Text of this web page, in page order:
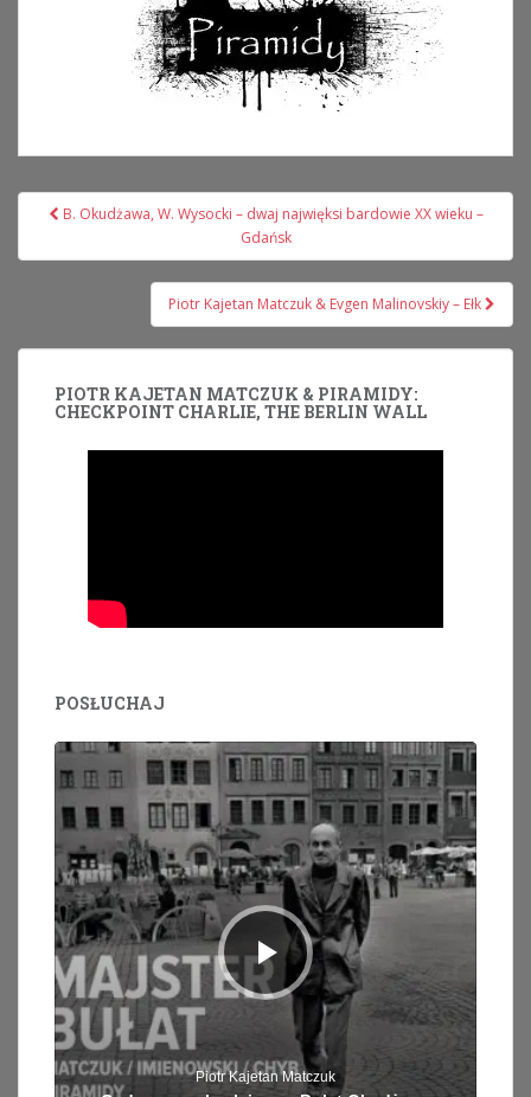
Nawigacja
B. Okudżawa, W. Wysocki – dwaj najwięksi bardowie XX wieku –
Gdańsk
Piotr Kajetan Matczuk & Evgen Malinovskiy – Ełk
PIOTR KAJETAN MATCZUK & PIRAMIDY:
CHECKPOINT CHARLIE, THE BERLIN WALL
POSŁUCHAJ
Odtwarzacz
dźwiękowych
Piotr Kajetan Matczuk